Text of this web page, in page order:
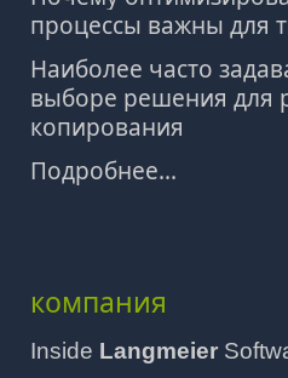
процессы важны для
Наиболее часто
выборе решения для
копирования
Подробнее...
компания
Inside Langmeier